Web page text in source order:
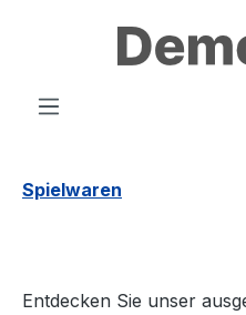
Zum Hauptinhalt springen
Spielwaren
Entdecken Sie unser